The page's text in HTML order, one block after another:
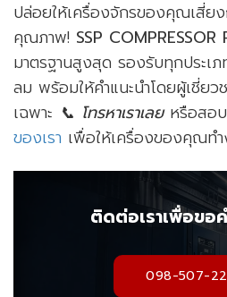
ปล่อยให้เครื่องจักรของคุณเสี่ย
คุณภาพ! SSP COMPRESSOR
มาตรฐานสูงสุด รองรับทุกประเ
ลม พร้อมให้คำแนะนำโดยผู้เชี่ย
เฉพาะ 📞 โทรหาเราเลยหรือสอบ
ของเรา เพื่อให้เครื่องของคุณทำ
ติดต่อเราเพื่อขอ
098-507-